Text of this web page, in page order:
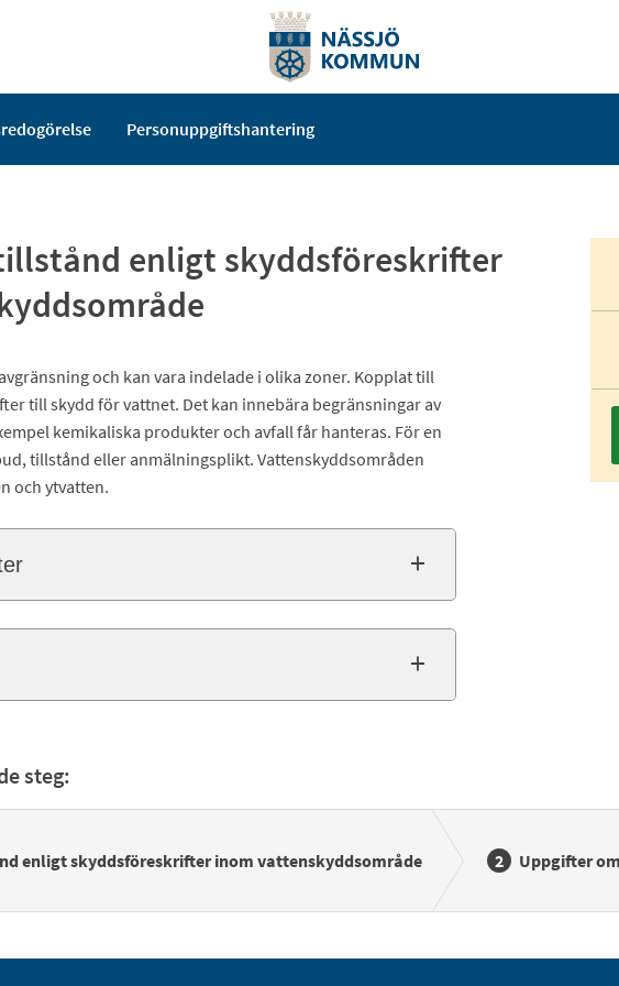
Personuppgiftshantering
enligt skyddsföreskrifter
och kan vara indelade i olika zoner. Kopplat till
till skydd för vattnet. Det kan innebära begränsningar av
kemikaliska produkter och avfall får hanteras. För en
tillstånd eller anmälningsplikt. Vattenskyddsområden
och ytvatten.
steg:
enligt skyddsföreskrifter inom vattenskyddsområde Uppgifter